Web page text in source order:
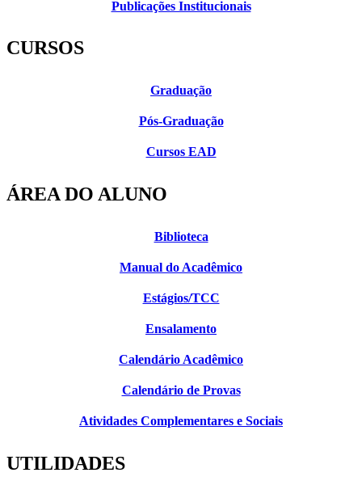
Publicações Institucionais
CURSOS
Graduação
Pós-Graduação
Cursos EAD
ÁREA DO ALUNO
Biblioteca
Manual do Acadêmico
Estágios/TCC
Ensalamento
Calendário Acadêmico
Calendário de Provas
Atividades Complementares e Sociais
UTILIDADES